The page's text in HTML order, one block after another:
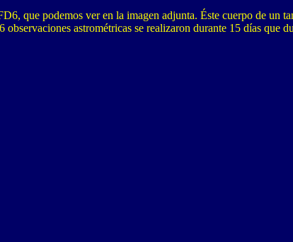
que podemos ver en la imagen adjunta. Éste cuerpo de un
astrométricas se realizaron durante 15 días